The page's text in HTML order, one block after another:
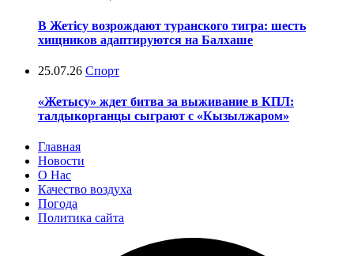
В Жетісу возрождают туранского тигра: шесть
хищников адаптируются на Балхаше
25.07.26 Спорт
«Жетысу» ждет битва за выживание в КПЛ:
талдыкорганцы сыграют с «Кызылжаром»
Главная
Новости
О Нас
Качество воздуха
Погода
Политика сайта